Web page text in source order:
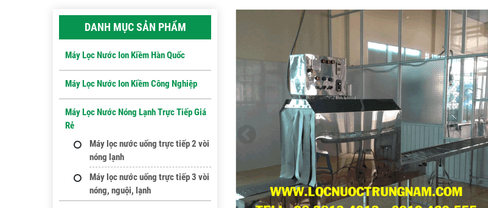
DANH MỤC SẢN PHẨM
Máy Lọc Nước Ion Kiềm Hàn Quốc
Máy Lọc Nước Ion Kiềm Công Nghiệp
Máy Lọc Nước Nóng Lạnh Trực Tiếp Giá
Rẻ
Máy lọc nước uống trực tiếp 2 vòi
nóng lạnh
Máy lọc nước uống trực tiếp 3 vòi
nóng, nguội, lạnh